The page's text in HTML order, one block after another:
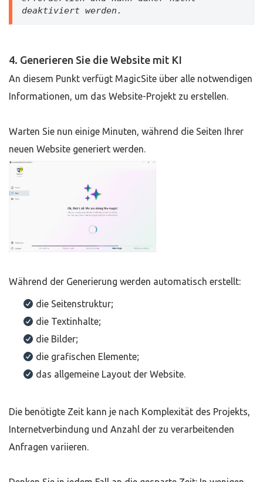
deaktiviert werden.
4. Generieren Sie die Website mit KI
An diesem Punkt verfügt MagicSite über alle notwendigen
Informationen, um das Website-Projekt zu erstellen.
Warten Sie nun einige Minuten, während die Seiten Ihrer
neuen Website generiert werden.
Während der Generierung werden automatisch erstellt:
die Seitenstruktur;
die Textinhalte;
die Bilder;
die grafischen Elemente;
das allgemeine Layout der Website.
Die benötigte Zeit kann je nach Komplexität des Projekts,
Internetverbindung und Anzahl der zu verarbeitenden
Anfragen variieren.